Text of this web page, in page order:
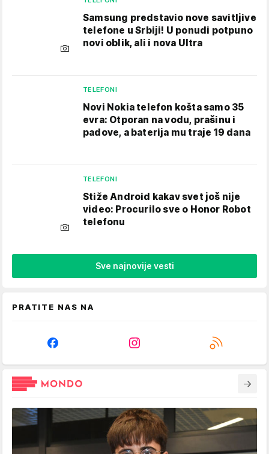
Samsung predstavio nove savitljive
telefone u Srbiji! U ponudi potpuno
novi oblik, ali i nova Ultra
TELEFONI
Novi Nokia telefon košta samo 35
evra: Otporan na vodu, prašinu i
padove, a baterija mu traje 19 dana
TELEFONI
Stiže Android kakav svet još nije
video: Procurilo sve o Honor Robot
telefonu
Sve najnovije vesti
PRATITE NAS NA